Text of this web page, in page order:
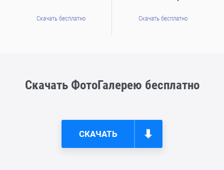
Скачать бесплатно Скачать бесплатно
Скачать ФотоГалерею бесплатно
СКАЧАТЬ